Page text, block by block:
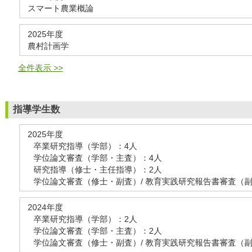
スマート農業概論
2025年度
農村計画学
全件表示 >>
指導学生数
2025年度
卒業研究指導（学部）：4人
学位論文審査（学部・主査）：4人
研究指導（修士・主任指導）：2人
学位論文審査（修士・副査）/ 教育実践研究報告書審査（
2024年度
卒業研究指導（学部）：2人
学位論文審査（学部・主査）：2人
学位論文審査（修士・副査）/ 教育実践研究報告書審査（